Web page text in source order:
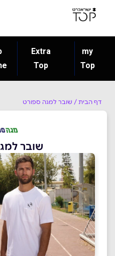
Extra
Top
my
Top
דף הבית / שובר למגה ספורט
שובר